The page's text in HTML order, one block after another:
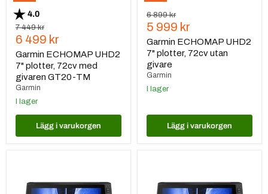
Betyg:
4.0
Ursprungspris
7 449 kr
Nuvarande
pris
6 499 kr
Garmin ECHOMAP UHD2
7" plotter, 72cv med
givaren GT20-TM
Garmin
I lager
Lägg i varukorgen
Ursprungspris
6 899 kr
Nuvarande
pris
5 999 kr
Garmin ECHOMAP UHD2
7" plotter, 72cv utan
givare
Garmin
I lager
Lägg i varukorgen
Ultra
Ultra